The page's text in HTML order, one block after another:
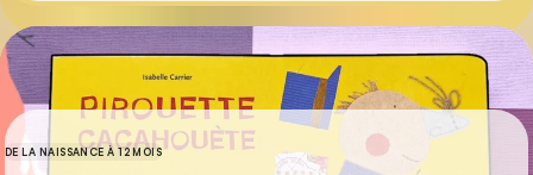
CATÉGORIES
DE LA NAISSANCE À 12 MOIS